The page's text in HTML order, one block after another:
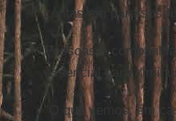
contas em paraísos
Pessoas e
essencial para
"O que vemos, em